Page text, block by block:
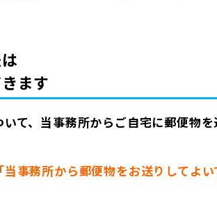
ます
いて、当事務所からご自宅に郵便物
事務所から郵便物をお送りしてよ